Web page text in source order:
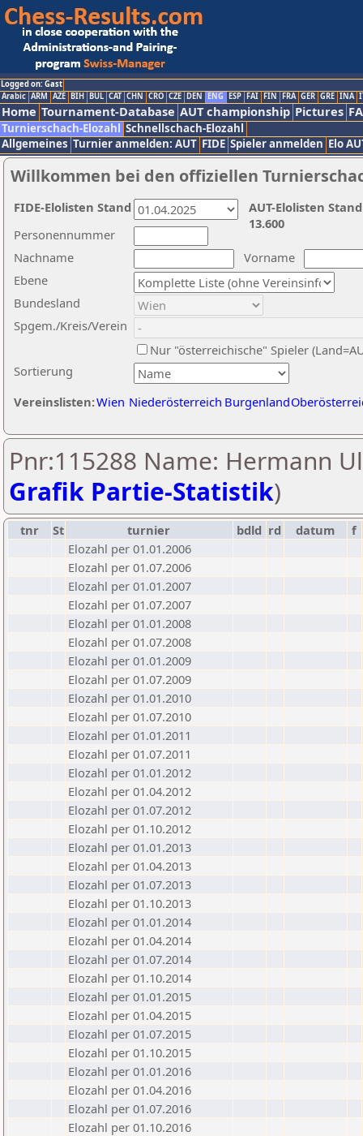
Logged on: Gast
Arabic ARM AZE BIH BUL CAT CHN CRO CZE DEN ENG ESP FAI FIN FRA GER GRE INA
Home Tournament-Database AUT championship Pictures
Turnierschach-Elozahl Schnellschach-Elozahl
Allgemeines Turnier anmelden: AUT FIDE Spieler anmelden Elo
Willkommen bei den offiziellen
Nachname
Vorname
Ebene
Sortierung
Personennummer
Bundesland
Spgem./Kreis/Verein
Nur "österreichische" Spieler
Vereinslisten:Wien Niederösterreich Burgenland
AUT-Elolisten
13.600
FIDE-Elolisten Stand
Pnr:115288 Name: Hermann
Grafik Partie-Statistik)
tnr St turnier bdld rd datum
f
Elozahl per 01.01.2006
Elozahl per 01.07.2006
Elozahl per 01.01.2007
Elozahl per 01.07.2007
Elozahl per 01.01.2008
Elozahl per 01.07.2008
Elozahl per 01.01.2009
Elozahl per 01.07.2009
Elozahl per 01.01.2010
Elozahl per 01.07.2010
Elozahl per 01.01.2011
Elozahl per 01.07.2011
Elozahl per 01.01.2012
Elozahl per 01.04.2012
Elozahl per 01.07.2012
Elozahl per 01.10.2012
Elozahl per 01.01.2013
Elozahl per 01.04.2013
Elozahl per 01.07.2013
Elozahl per 01.10.2013
Elozahl per 01.01.2014
Elozahl per 01.04.2014
Elozahl per 01.07.2014
Elozahl per 01.10.2014
Elozahl per 01.01.2015
Elozahl per 01.04.2015
Elozahl per 01.07.2015
Elozahl per 01.10.2015
Elozahl per 01.01.2016
Elozahl per 01.04.2016
Elozahl per 01.07.2016
Elozahl per 01.10.2016